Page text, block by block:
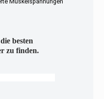
besten
zu finden.